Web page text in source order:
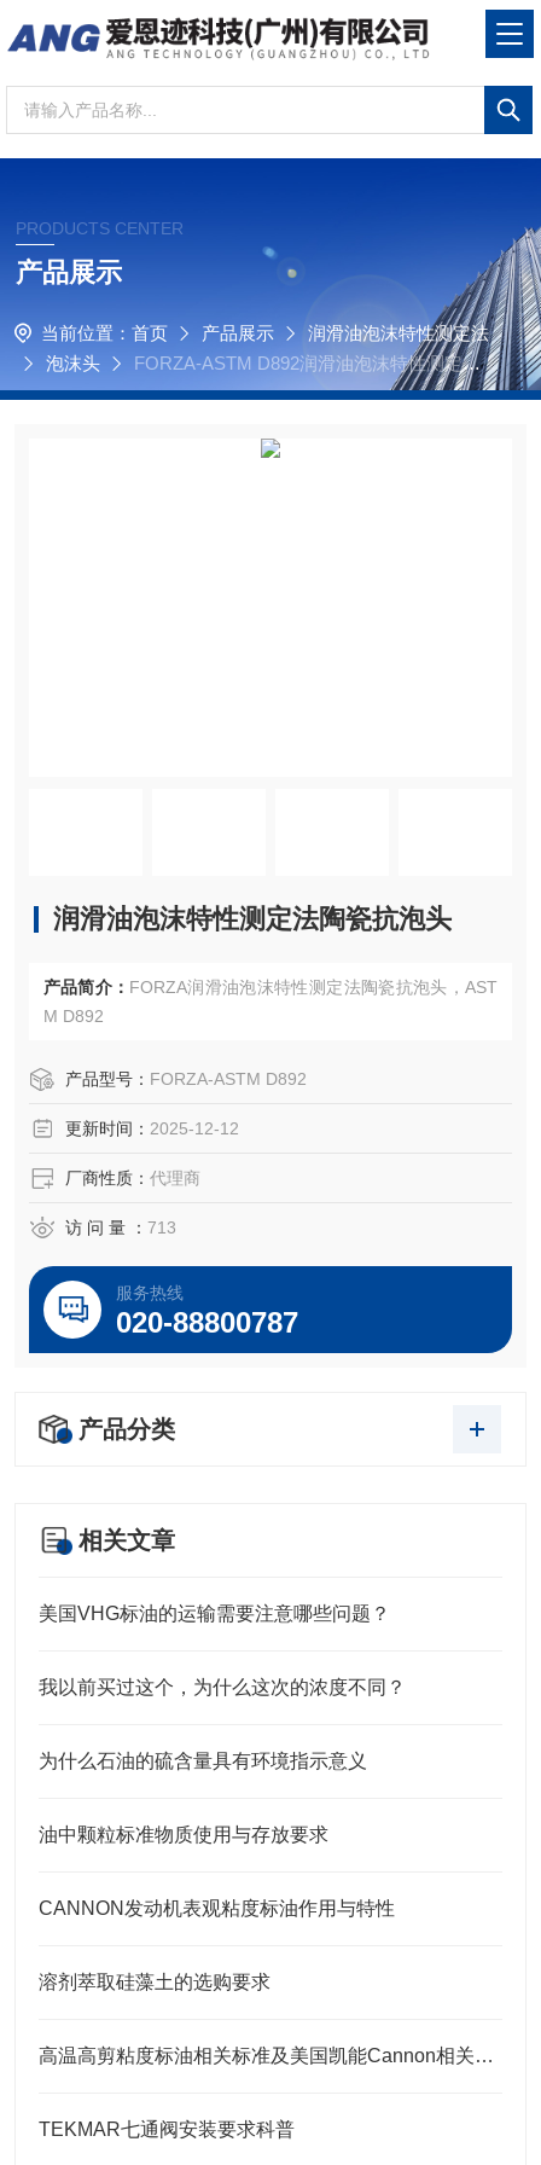
PRODUCTS CENTER
产品展示
当前位置： 首页 产品展示
润滑油泡沫特性测定法
泡沫头
FORZA-ASTM D892润滑油泡沫特性测定法
陶瓷抗泡头
润滑油泡沫特性测定法陶瓷抗泡头
产品简介： FORZA润滑油泡沫特性测定法陶瓷抗泡头，AST
M D892
产品型号： FORZA-ASTM D892
更新时间： 2025-12-12
厂商性质： 代理商
访 问 量 ： 713
服务热线
020-88800787
产品分类
相关文章
美国VHG标油的运输需要注意哪些问题？
我以前买过这个，为什么这次的浓度不同？
为什么石油的硫含量具有环境指示意义
油中颗粒标准物质使用与存放要求
CANNON发动机表观粘度标油作用与特性
溶剂萃取硅藻土的选购要求
高温高剪粘度标油相关标准及美国凯能Cannon相关高温高剪粘度标油 HTHS标油
TEKMAR七通阀安装要求科普